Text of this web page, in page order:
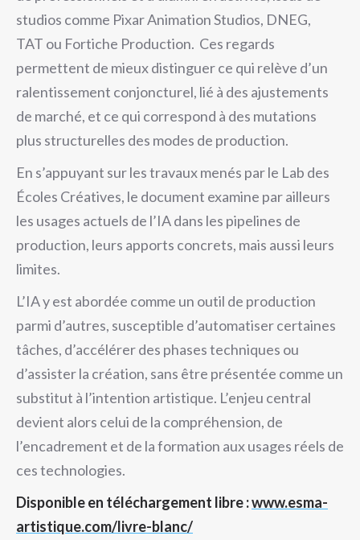
studios comme Pixar Animation Studios, DNEG,
TAT ou Fortiche Production. Ces regards
permettent de mieux distinguer ce qui relève d’un
ralentissement conjoncturel, lié à des ajustements
de marché, et ce qui correspond à des mutations
plus structurelles des modes de production.
En s’appuyant sur les travaux menés par le Lab des
Écoles Créatives, le document examine par ailleurs
les usages actuels de l’IA dans les pipelines de
production, leurs apports concrets, mais aussi leurs
limites.
L’IA y est abordée comme un outil de production
parmi d’autres, susceptible d’automatiser certaines
tâches, d’accélérer des phases techniques ou
d’assister la création, sans être présentée comme un
substitut à l’intention artistique. L’enjeu central
devient alors celui de la compréhension, de
l’encadrement et de la formation aux usages réels de
ces technologies.
Disponible en téléchargement libre :www.esma-
artistique.com/livre-blanc/